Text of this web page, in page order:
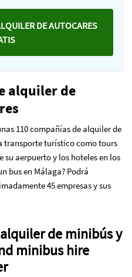
DE AUTOCARES
alquiler de
110 compañías de alquiler de
transporte turístico como tours
aerpuerto y los hoteles en los
bus en Málaga? Podrá
45 empresas y sus
de minibús y
minibus hire